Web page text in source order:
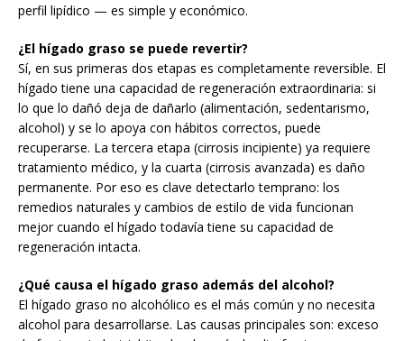
perfil lipídico — es simple y económico.
¿El hígado graso se puede revertir?
Sí, en sus primeras dos etapas es completamente reversible. El
hígado tiene una capacidad de regeneración extraordinaria: si
lo que lo dañó deja de dañarlo (alimentación, sedentarismo,
alcohol) y se lo apoya con hábitos correctos, puede
recuperarse. La tercera etapa (cirrosis incipiente) ya requiere
tratamiento médico, y la cuarta (cirrosis avanzada) es daño
permanente. Por eso es clave detectarlo temprano: los
remedios naturales y cambios de estilo de vida funcionan
mejor cuando el hígado todavía tiene su capacidad de
regeneración intacta.
¿Qué causa el hígado graso además del alcohol?
El hígado graso no alcohólico es el más común y no necesita
alcohol para desarrollarse. Las causas principales son: exceso